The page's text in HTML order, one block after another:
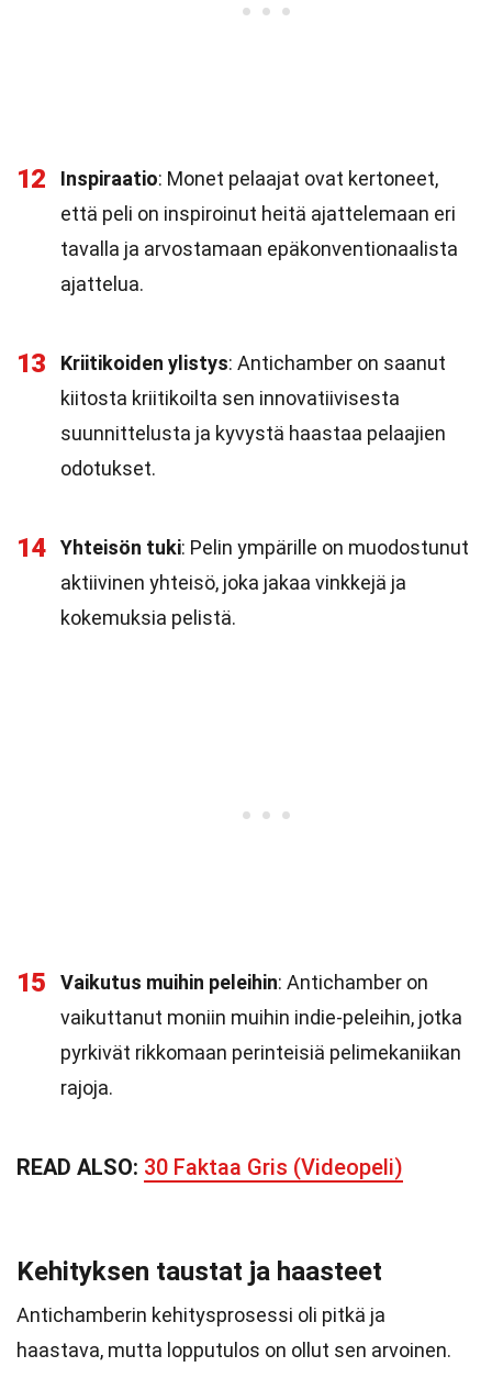
12 Inspiraatio: Monet pelaajat ovat kertoneet,
että peli on inspiroinut heitä ajattelemaan eri
tavalla ja arvostamaan epäkonventionaalista
ajattelua.
13 Kriitikoiden ylistys: Antichamber on saanut
kiitosta kriitikoilta sen innovatiivisesta
suunnittelusta ja kyvystä haastaa pelaajien
odotukset.
14 Yhteisön tuki: Pelin ympärille on muodostunut
aktiivinen yhteisö, joka jakaa vinkkejä ja
kokemuksia pelistä.
15 Vaikutus muihin peleihin: Antichamber on
vaikuttanut moniin muihin indie-peleihin, jotka
pyrkivät rikkomaan perinteisiä pelimekaniikan
rajoja.
READ ALSO: 30 Faktaa Gris (Videopeli)
Kehityksen taustat ja haasteet
Antichamberin kehitysprosessi oli pitkä ja
haastava, mutta lopputulos on ollut sen arvoinen.